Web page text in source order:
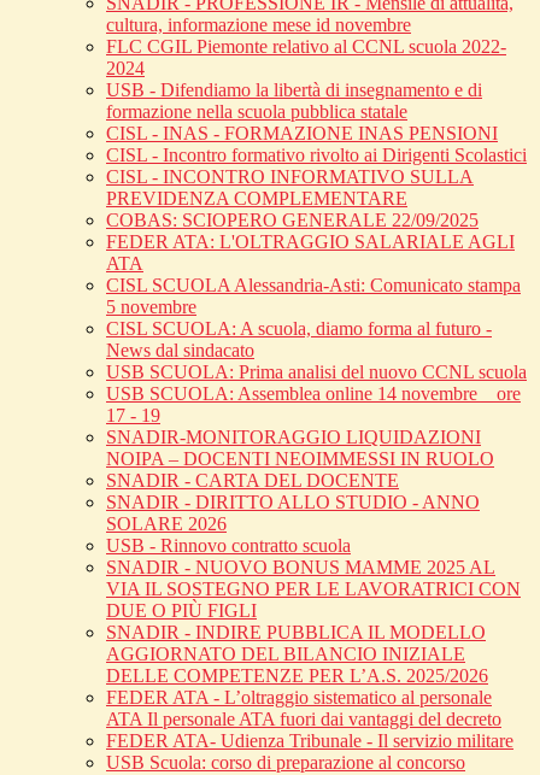
cultura, informazione mese id novembre
FLC CGIL Piemonte relativo al CCNL scuola 2022-
2024
USB - Difendiamo la libertà di insegnamento e di
formazione nella scuola pubblica statale
CISL - INAS - FORMAZIONE INAS PENSIONI
CISL - Incontro formativo rivolto ai Dirigenti Scolastici
CISL - INCONTRO INFORMATIVO SULLA
PREVIDENZA COMPLEMENTARE
COBAS: SCIOPERO GENERALE 22/09/2025
FEDER ATA: L'OLTRAGGIO SALARIALE AGLI
ATA
CISL SCUOLA Alessandria-Asti: Comunicato stampa
5 novembre
CISL SCUOLA: A scuola, diamo forma al futuro -
News dal sindacato
USB SCUOLA: Prima analisi del nuovo CCNL scuola
USB SCUOLA: Assemblea online 14 novembre _ ore
17 - 19
SNADIR-MONITORAGGIO LIQUIDAZIONI
NOIPA – DOCENTI NEOIMMESSI IN RUOLO
SNADIR - CARTA DEL DOCENTE
SNADIR - DIRITTO ALLO STUDIO - ANNO
SOLARE 2026
USB - Rinnovo contratto scuola
SNADIR - NUOVO BONUS MAMME 2025 AL
VIA IL SOSTEGNO PER LE LAVORATRICI CON
DUE O PIÙ FIGLI
SNADIR - INDIRE PUBBLICA IL MODELLO
AGGIORNATO DEL BILANCIO INIZIALE
DELLE COMPETENZE PER L’A.S. 2025/2026
FEDER ATA - L’oltraggio sistematico al personale
ATA Il personale ATA fuori dai vantaggi del decreto
FEDER ATA- Udienza Tribunale - Il servizio militare
USB Scuola: corso di preparazione al concorso